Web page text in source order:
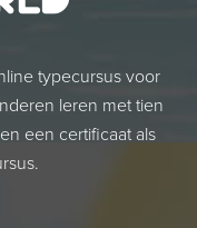
typecursus voor
leren met tien
een certificaat als